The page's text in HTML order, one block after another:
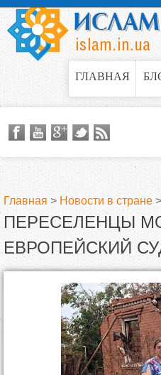
Jump to
ГЛАВНАЯ
В
ы
Главная > Новости в стране >
ПЕРЕСЕЛЕНЦЫ
ЕВРОПЕЙСКИЙ